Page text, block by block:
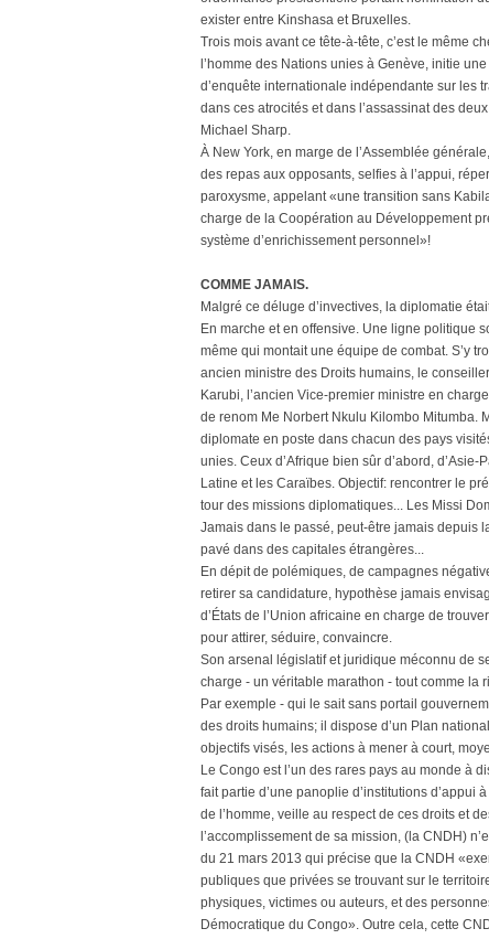
exister entre Kinshasa et Bruxelles.
Trois mois avant ce tête-à-tête, c’est le même
l’homme des Nations unies à Genève, initie
d’enquête internationale indépendante sur les
dans ces atrocités et dans l’assassinat des
Michael Sharp.
À New York, en marge de l’Assemblée
des repas aux opposants, selfies à l’appui,
paroxysme, appelant «une transition sans
charge de la Coopération au Développement
système d’enrichissement personnel»!
COMME JAMAIS.
Malgré ce déluge d’invectives, la diplomatie
En marche et en offensive. Une ligne politique
même qui montait une équipe de combat. S’y
ancien ministre des Droits humains, le
Karubi, l’ancien Vice-premier ministre en
de renom Me Norbert Nkulu Kilombo Mitumba.
diplomate en poste dans chacun des pays
unies. Ceux d’Afrique bien sûr d’abord,
Latine et les Caraïbes. Objectif: rencontrer le
tour des missions diplomatiques... Les Missi
Jamais dans le passé, peut-être jamais depuis
pavé dans des capitales étrangères...
En dépit de polémiques, de campagnes
retirer sa candidature, hypothèse jamais
d’États de l’Union africaine en charge de
pour attirer, séduire, convaincre.
Son arsenal législatif et juridique méconnu de
charge - un véritable marathon - tout comme la
Par exemple - qui le sait sans portail
des droits humains; il dispose d’un Plan
objectifs visés, les actions à mener à court,
Le Congo est l’un des rares pays au monde à
fait partie d’une panoplie d’institutions
de l’homme, veille au respect de ces droits et
l’accomplissement de sa mission, (la CNDH)
du 21 mars 2013 qui précise que la CNDH
publiques que privées se trouvant sur le
physiques, victimes ou auteurs, et des
Démocratique du Congo». Outre cela, cette